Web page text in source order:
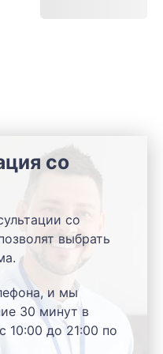
со
со
выбрать
и мы
30 минут в
10:00 до 21:00 по